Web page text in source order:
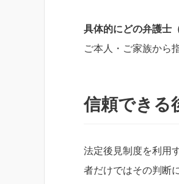
具体的にどの弁護士
ご本人・ご家族から
信頼できる
法定後見制度を利用
者だけではその判断